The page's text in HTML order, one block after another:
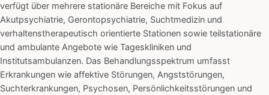
verfügt über mehrere stationäre Bereiche mit Fokus auf
Akutpsychiatrie, Gerontopsychiatrie, Suchtmedizin und
verhaltenstherapeutisch orientierte Stationen sowie teilstationäre
und ambulante Angebote wie Tageskliniken und
Institutsambulanzen. Das Behandlungsspektrum umfasst
Erkrankungen wie affektive Störungen, Angststörungen,
Suchterkrankungen, Psychosen, Persönlichkeitsstörungen und